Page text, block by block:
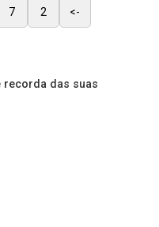
7 2 <-
recorda das suas